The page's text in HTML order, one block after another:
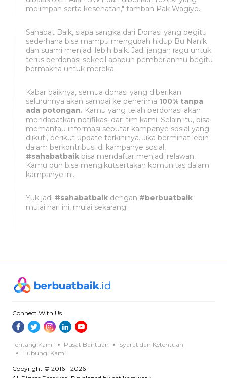
melimpah serta kesehatan," tambah Pak Wagiyo.
Sahabat Baik, siapa sangka dari Donasi yang begitu
sederhana bisa mampu mengubah hidup Bu Nanik
dan suami menjadi lebih baik. Jadi jangan ragu untuk
terus berdonasi sekecil apapun pemberianmu begitu
bermakna untuk mereka.
Kabar baiknya, semua donasi yang diberikan
seluruhnya akan sampai ke penerima 100% tanpa
ada potongan. Kamu yang telah berdonasi akan
mendapatkan notifikasi dari tim kami. Selain itu, bisa
memantau informasi seputar kampanye sosial yang
diikuti, berikut update terkininya. Jika berminat lebih
dalam berkontribusi di kampanye sosial,
#sahabatbaik bisa mendaftar menjadi relawan.
Kamu pun bisa mengikutsertakan komunitas dalam
kampanye ini.
Yuk jadi #sahabatbaik dengan #berbuatbaik
mulai hari ini, mulai sekarang!
Connect With Us
Tentang Kami Pusat Bantuan
Syarat dan Ketentuan
Hubungi Kami
Copyright © 2016 - 2026